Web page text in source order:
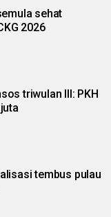
sehat
2026
triwulan III: PKH
tembus pulau